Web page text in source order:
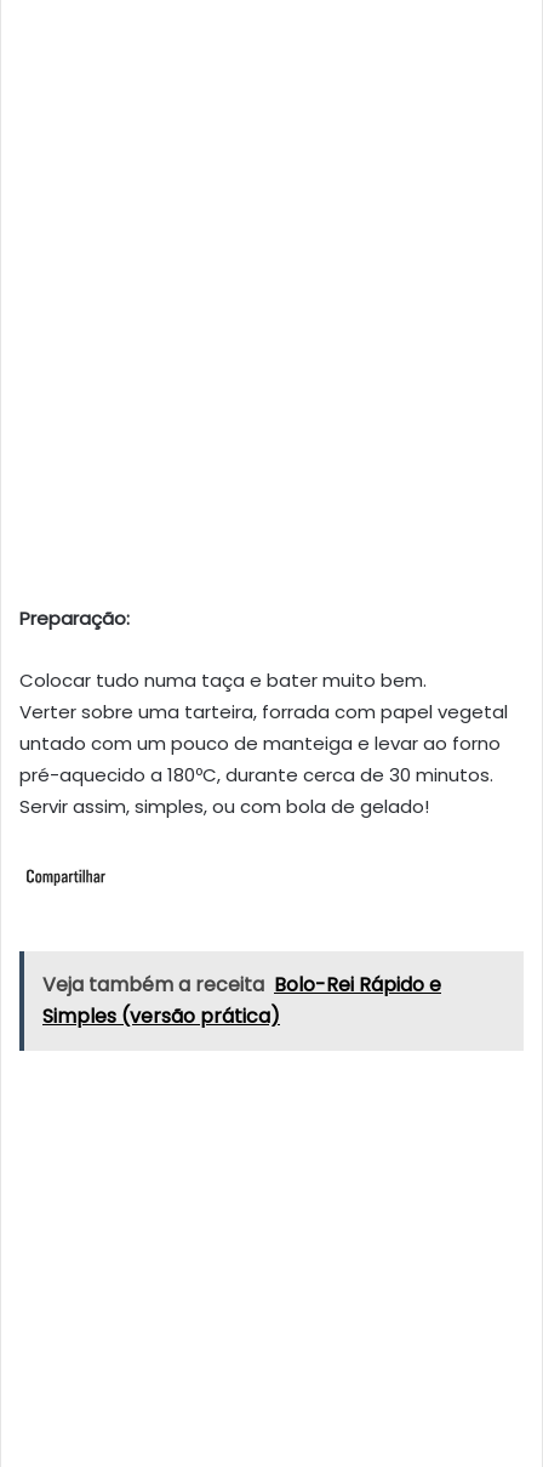
Preparação:
Colocar tudo numa taça e bater muito bem.
Verter sobre uma tarteira, forrada com papel vegetal
untado com um pouco de manteiga e levar ao forno
pré-aquecido a 180ºC, durante cerca de 30 minutos.
Servir assim, simples, ou com bola de gelado!
Veja também a receita Bolo-Rei Rápido e
Simples (versão prática)